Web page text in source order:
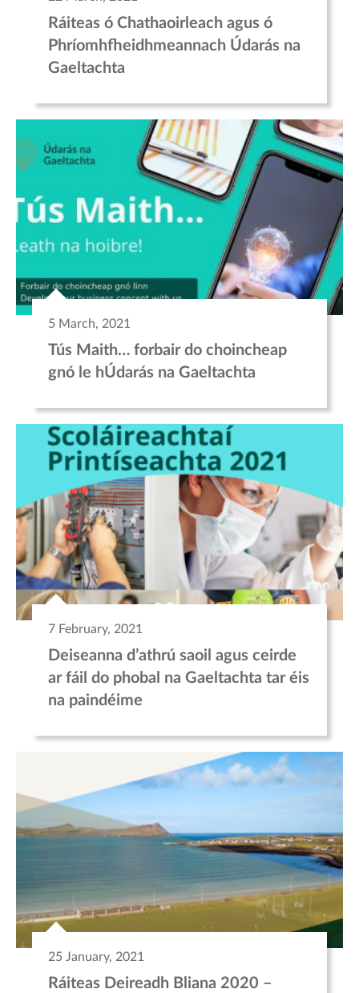
Ráiteas ó Chathaoirleach agus ó
Phríomhfheidhmeannach Údarás na
Gaeltachta
5 March, 2021
Tús Maith… forbair do choincheap
gnó le hÚdarás na Gaeltachta
7 February, 2021
Deiseanna d’athrú saoil agus ceirde
ar fáil do phobal na Gaeltachta tar éis
na paindéime
25 January, 2021
Ráiteas Deireadh Bliana 2020 –